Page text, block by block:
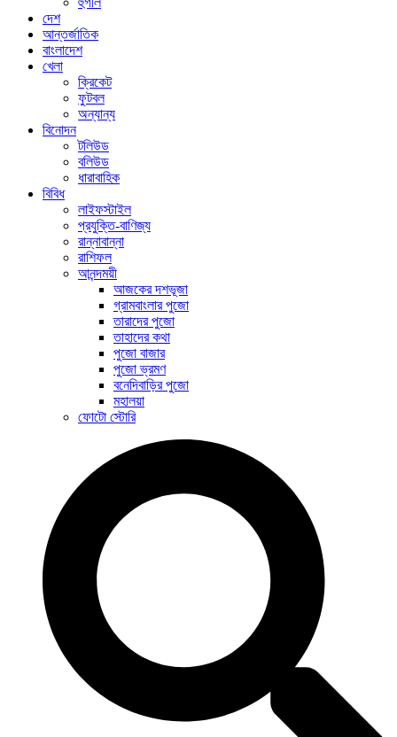
দেশ
আন্তর্জাতিক
বাংলাদেশ
খেলা
ক্রিকেট
ফুটবল
অন্যান্য
বিনোদন
টলিউড
বলিউড
ধারাবাহিক
বিবিধ
লাইফস্টাইল
প্রযুক্তি-বাণিজ্য
রান্নাবান্না
রাশিফল
আনন্দময়ী
আজকের দশভূজা
গ্রামবাংলার পুজো
তারাদের পুজো
তাহাদের কথা
পুজো বাজার
পুজো ভ্রমণ
বনেদিবাড়ির পুজো
মহালয়া
ফোটো স্টোরি